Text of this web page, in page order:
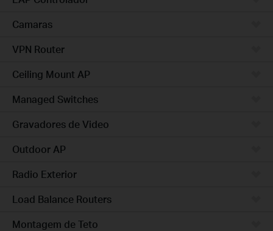
Camaras
VPN Router
Ceiling Mount AP
Managed Switches
Gravadores de Video
Outdoor AP
Radio Exterior
Load Balance Routers
Montagem de Teto